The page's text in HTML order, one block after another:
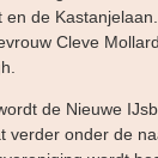
de
Cleve
de Nieuwe
verder onder de